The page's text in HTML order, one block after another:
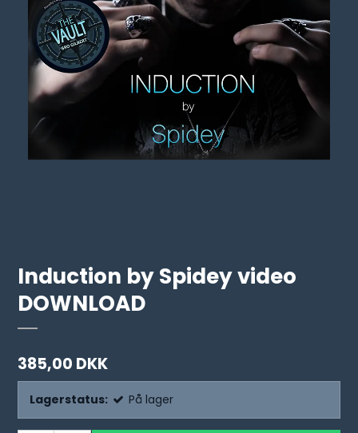
Induction by Spidey video
DOWNLOAD
385,00 DKK
Lagerstatus: På lager